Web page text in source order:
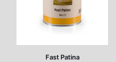
Fast Patina